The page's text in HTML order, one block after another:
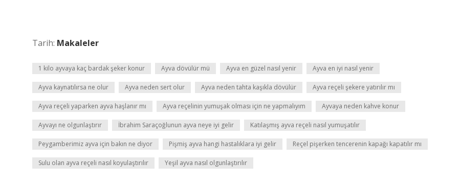
Tarih: Makaleler
1 kilo ayvaya kaç bardak şeker konur Ayva dövülür mü Ayva en güzel nasıl yenir Ayva en iyi nasıl yenir
Ayva kaynatılırsa ne olur Ayva neden sert olur Ayva neden tahta kaşıkla dövülür Ayva reçeli şekere yatırılır mı
Ayva reçeli yaparken ayva haşlanır mı Ayva reçelinin yumuşak olması için ne yapmalıyım Ayvaya neden kahve konur
Ayvayı ne olgunlaştırır İbrahim Saraçoğlunun ayva neye iyi gelir Katılaşmış ayva reçeli nasıl yumuşatılır
Peygamberimiz ayva için bakın ne diyor Pişmiş ayva hangi hastalıklara iyi gelir Reçel pişerken tencerenin kapağı kapatılır mı
Sulu olan ayva reçeli nasıl koyulaştırılır Yeşil ayva nasıl olgunlaştırılır